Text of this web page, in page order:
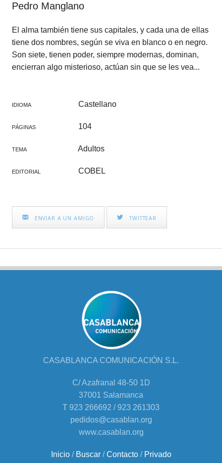
Pedro Manglano
El alma también tiene sus capitales, y cada una de ellas
tiene dos nombres, según se viva en blanco o en negro.
Son siete, tienen poder, siempre modernas, dominan,
encierran algo misterioso, actúan sin que se les vea...
IDIOMA Castellano
PÁGINAS 104
TEMA Adultos
EDITORIAL COBEL
ENVIAR A UN AMIGO TWITTEAR
CASABLANCA COMUNICACIÓN S.L.
C/ Azafranal 48-50 1D
37001 Salamanca
T 923 266692 / 923 261303
pedidos@casablan.org
www.casablan.org
Inicio/ Buscar/Contacto/ Privado